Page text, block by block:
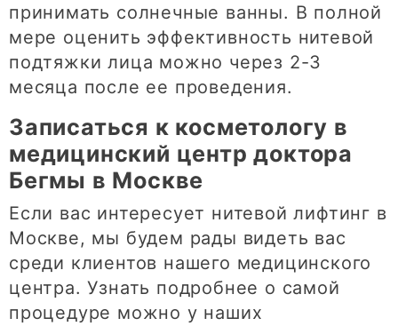
принимать солнечные ванны. В полной
мере оценить эффективность нитевой
подтяжки лица можно через 2-3
месяца после ее проведения.
Записаться к косметологу в
медицинский центр доктора
Бегмы в Москве
Если вас интересует нитевой лифтинг в
Москве, мы будем рады видеть вас
среди клиентов нашего медицинского
центра. Узнать подробнее о самой
процедуре можно у наших